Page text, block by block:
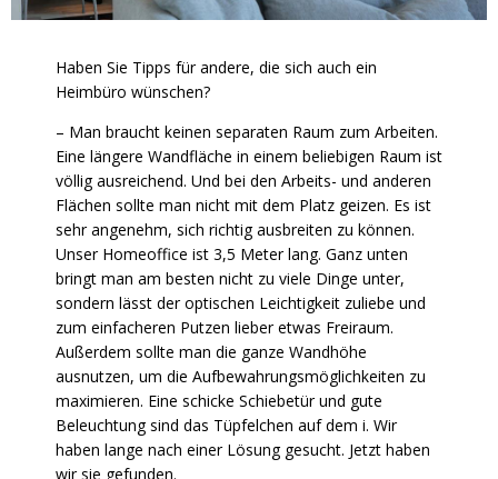
Haben Sie Tipps für andere, die sich auch ein
Heimbüro wünschen?
– Man braucht keinen separaten Raum zum Arbeiten.
Eine längere Wandfläche in einem beliebigen Raum ist
völlig ausreichend. Und bei den Arbeits- und anderen
Flächen sollte man nicht mit dem Platz geizen. Es ist
sehr angenehm, sich richtig ausbreiten zu können.
Unser Homeoffice ist 3,5 Meter lang. Ganz unten
bringt man am besten nicht zu viele Dinge unter,
sondern lässt der optischen Leichtigkeit zuliebe und
zum einfacheren Putzen lieber etwas Freiraum.
Außerdem sollte man die ganze Wandhöhe
ausnutzen, um die Aufbewahrungsmöglichkeiten zu
maximieren. Eine schicke Schiebetür und gute
Beleuchtung sind das Tüpfelchen auf dem i. Wir
haben lange nach einer Lösung gesucht. Jetzt haben
wir sie gefunden.